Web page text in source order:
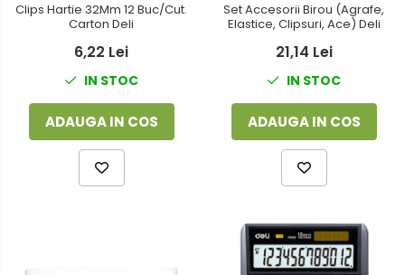
Clips Hartie 32Mm 12 Buc/Cut.
Carton Deli
6,22 Lei
IN STOC
ADAUGA IN COS
Set Accesorii Birou (Agrafe,
Elastice, Clipsuri, Ace) Deli
21,14 Lei
IN STOC
ADAUGA IN COS